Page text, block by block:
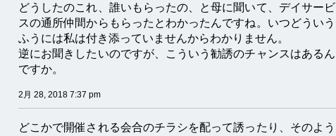
どうしたのこれ、誰いもらったの、と母に聞いて、デイサービ
スの通所仲間からもらったとわかったんですね。いつどういう
ふうには私は付き添っていませんからわかりません。
逆にお聞きしたいのですが、こういう勧誘のチャンスはあるん
ですか。
2月 28, 2018 7:37 pm
どこかで開催される会合のチラシを配って誘ったり、そのよう